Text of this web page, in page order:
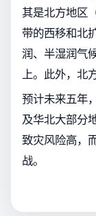
其是北方地区
带的西移和北
润、半湿润气
上。此外，北
预计未来五年
及华北大部分
致灾风险高，
战。